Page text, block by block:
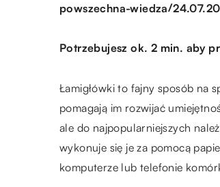
powszechna-wiedza/
Potrzebujesz ok. 2 min. aby
Łamigłówki to fajny sposób na
pomagają im rozwijać
ale do najpopularniejszych
wykonuje się je za pomocą
komputerze lub telefonie